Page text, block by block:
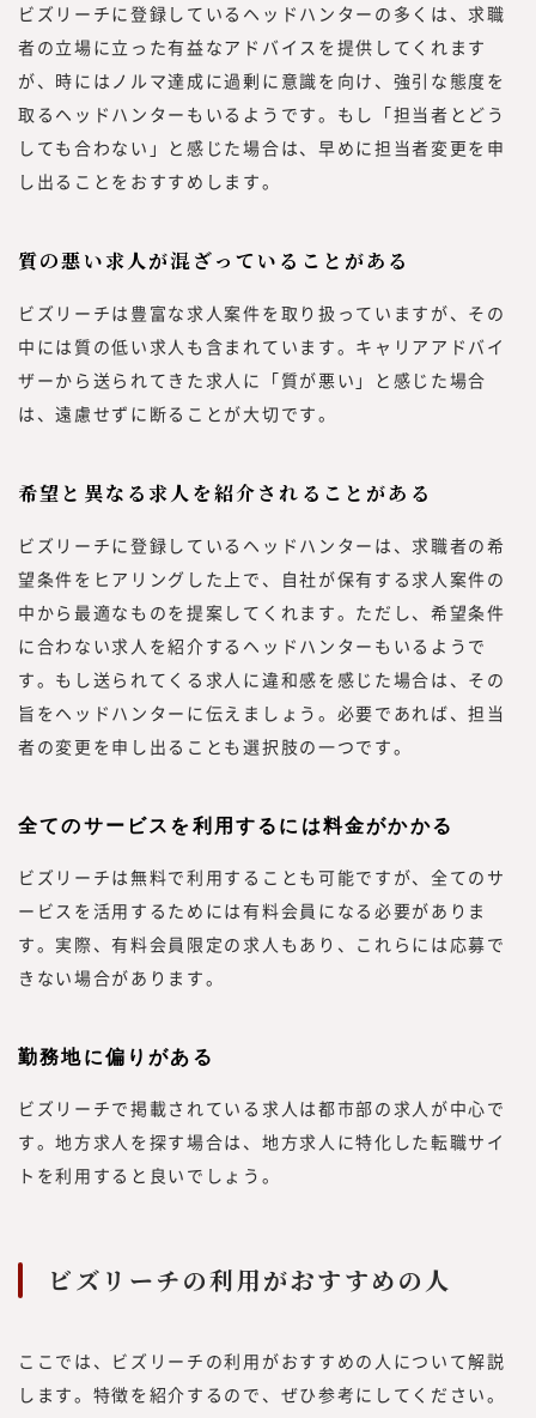
ビズリーチに登録しているヘッドハンターの多くは、求職
者の立場に立った有益なアドバイスを提供してくれます
が、時にはノルマ達成に過剰に意識を向け、強引な態度を
取るヘッドハンターもいるようです。もし「担当者とどう
しても合わない」と感じた場合は、早めに担当者変更を申
し出ることをおすすめします。
質の悪い求人が混ざっていることがある
ビズリーチは豊富な求人案件を取り扱っていますが、その
中には質の低い求人も含まれています。キャリアアドバイ
ザーから送られてきた求人に「質が悪い」と感じた場合
は、遠慮せずに断ることが大切です。
希望と異なる求人を紹介されることがある
ビズリーチに登録しているヘッドハンターは、求職者の希
望条件をヒアリングした上で、自社が保有する求人案件の
中から最適なものを提案してくれます。ただし、希望条件
に合わない求人を紹介するヘッドハンターもいるようで
す。もし送られてくる求人に違和感を感じた場合は、その
旨をヘッドハンターに伝えましょう。必要であれば、担当
者の変更を申し出ることも選択肢の一つです。
全てのサービスを利用するには料金がかかる
ビズリーチは無料で利用することも可能ですが、全てのサ
ービスを活用するためには有料会員になる必要がありま
す。実際、有料会員限定の求人もあり、これらには応募で
きない場合があります。
勤務地に偏りがある
ビズリーチで掲載されている求人は都市部の求人が中心で
す。地方求人を探す場合は、地方求人に特化した転職サイ
トを利用すると良いでしょう。
ビズリーチの利用がおすすめの人
ここでは、ビズリーチの利用がおすすめの人について解説
します。特徴を紹介するので、ぜひ参考にしてください。